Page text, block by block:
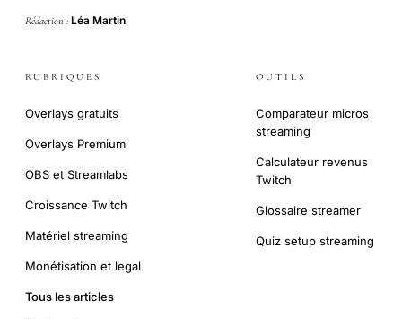
Rédaction : Léa Martin
RUBRIQUES
Overlays gratuits
Overlays Premium
OBS et Streamlabs
Croissance Twitch
Matériel streaming
Monétisation et legal
Tous les articles
OUTILS
Comparateur micros
streaming
Calculateur revenus
Twitch
Glossaire streamer
Quiz setup streaming